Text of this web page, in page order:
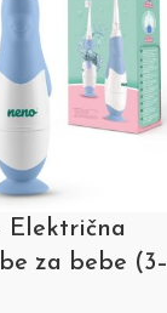
Električna
za bebe (3–